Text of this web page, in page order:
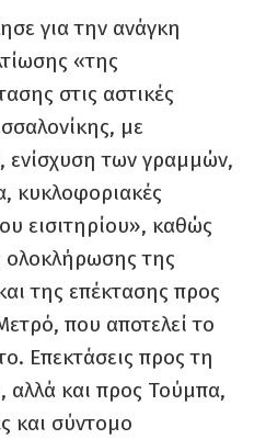
για την ανάγκη
«της
στις αστικές
με
των γραμμών,
κυκλοφοριακές
εισιτηρίου», καθώς
ολοκλήρωσης της
της επέκτασης προς
που αποτελεί το
Επεκτάσεις προς τη
αλλά και προς Τούμπα,
και σύντομο